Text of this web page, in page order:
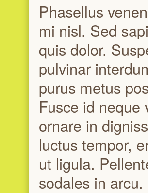
Phasellus
mi nisl. Sed
quis dolor.
pulvinar
purus metus
Fusce id
ornare in
luctus tempor,
ut ligula.
sodales in